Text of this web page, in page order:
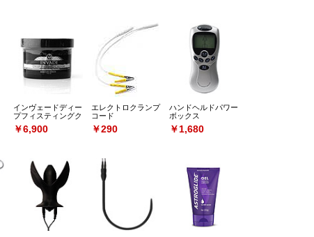
インヴェードディー
プフィスティングク
リーム
￥6,900
エレクトロクランプ
コード
￥290
ハンドヘルドパワー
ボックス
￥1,680